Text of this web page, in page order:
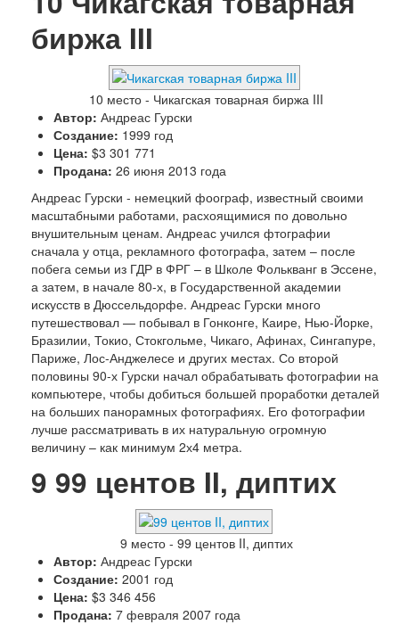
История
биржа III
10 место - Чикагская товарная биржа III
Автор: Андреас Гурски
Создание: 1999 год
Цена: $3 301 771
Продана: 26 июня 2013 года
Андреас Гурски - немецкий фоограф, известный своими
масштабными работами, расхоящимися по довольно
внушительным ценам. Андреас учился фтографии
сначала у отца, рекламного фотографа, затем – после
побега семьи из ГДР в ФРГ – в Школе Фолькванг в Эссене,
а затем, в начале 80-х, в Государственной академии
искусств в Дюссельдорфе. Андреас Гурски много
путешествовал — побывал в Гонконге, Каире, Нью-Йорке,
Бразилии, Токио, Стокгольме, Чикаго, Афинах, Сингапуре,
Париже, Лос-Анджелесе и других местах. Со второй
половины 90-х Гурски начал обрабатывать фотографии на
компьютере, чтобы добиться большей проработки деталей
на больших панорамных фотографиях. Его фотографии
лучше рассматривать в их натуральную огромную
величину – как минимум 2х4 метра.
9 99 центов II, диптих
9 место - 99 центов II, диптих
Автор: Андреас Гурски
Создание: 2001 год
Цена: $3 346 456
Продана: 7 февраля 2007 года